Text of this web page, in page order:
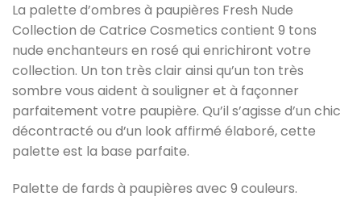
La palette d’ombres à paupières Fresh Nude
Collection de Catrice Cosmetics contient 9 tons
nude enchanteurs en rosé qui enrichiront votre
collection. Un ton très clair ainsi qu’un ton très
sombre vous aident à souligner et à façonner
parfaitement votre paupière. Qu’il s’agisse d’un chic
décontracté ou d’un look affirmé élaboré, cette
palette est la base parfaite.
Palette de fards à paupières avec 9 couleurs.